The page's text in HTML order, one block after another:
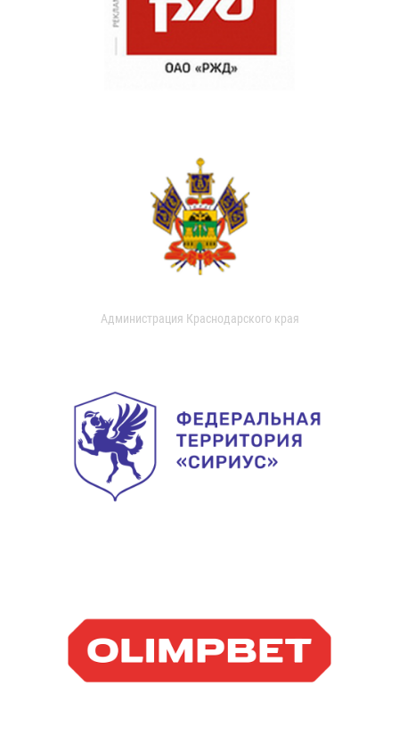
Администрация Краснодарского края